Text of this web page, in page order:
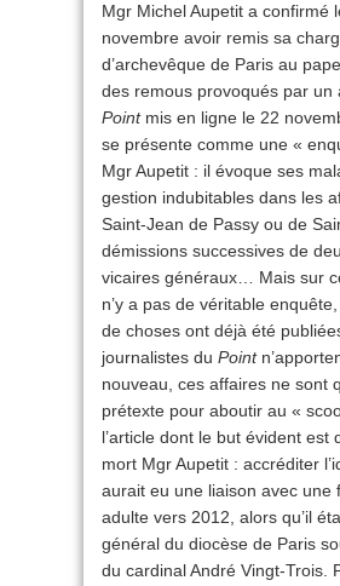
Mgr Michel Aupetit a confirmé
novembre avoir remis sa
d’archevêque de Paris au
des remous provoqués par un
Point mis en ligne le 22
se présente comme une «
Mgr Aupetit : il évoque ses
gestion indubitables dans les
Saint-Jean de Passy ou de
démissions successives de
vicaires généraux… Mais sur
n’y a pas de véritable
de choses ont déjà été
journalistes du Point
nouveau, ces affaires ne sont
prétexte pour aboutir au «
l’article dont le but évident est
mort Mgr Aupetit : accréditer
aurait eu une liaison avec une
adulte vers 2012, alors qu’il
général du diocèse de Paris
du cardinal André Vingt-Trois.